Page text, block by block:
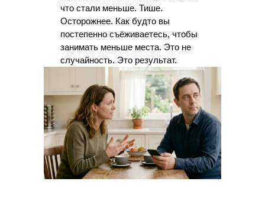
что стали меньше. Тише.
Осторожнее. Как будто вы
постепенно съёживаетесь, чтобы
занимать меньше места. Это не
случайность. Это результат.